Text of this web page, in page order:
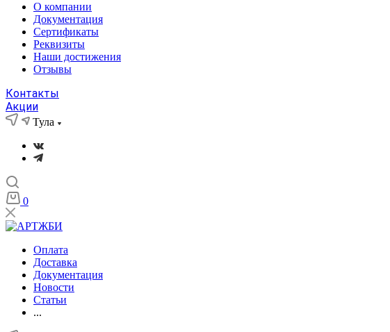
О компании
Документация
Сертификаты
Реквизиты
Наши достижения
Отзывы
Контакты
Акции
Тула
0
Оплата
Доставка
Документация
Новости
Статьи
...